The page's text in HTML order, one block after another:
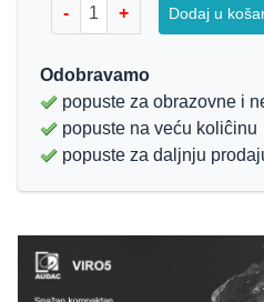
- + Dodaj u
Odobravamo
popuste za obrazovne i
popuste na veću koliĉinu
popuste za daljnju